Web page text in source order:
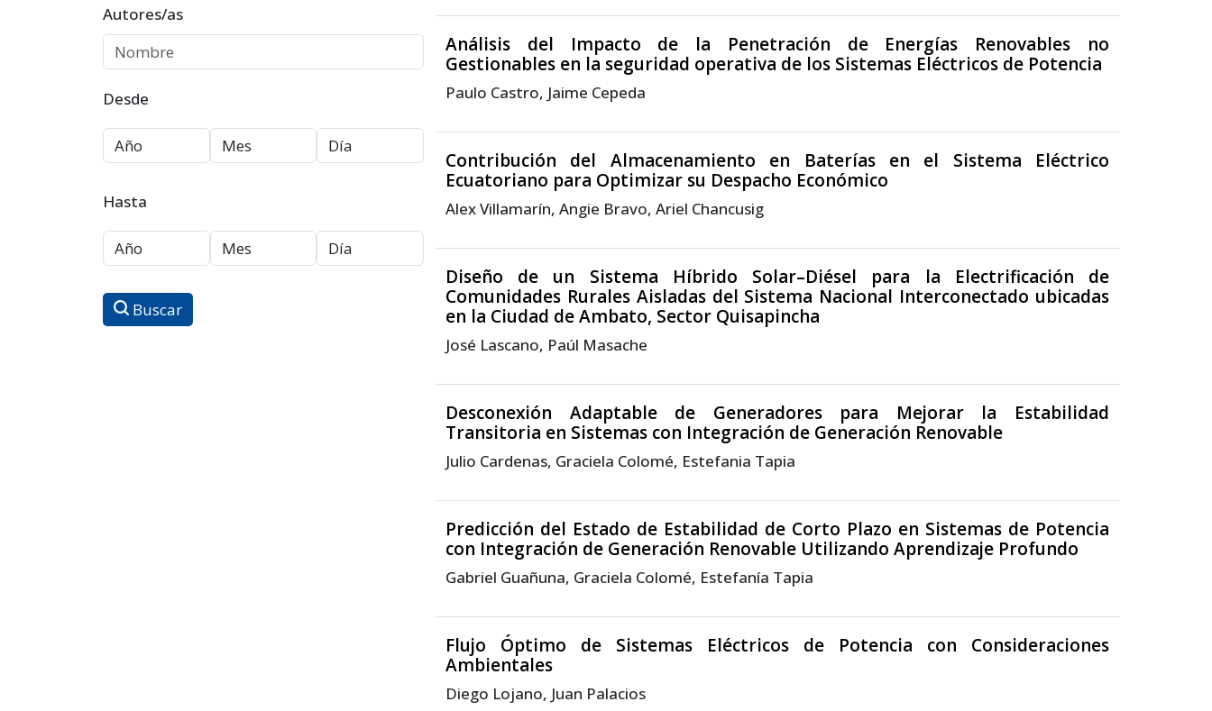
Autores/as
Desde
Hasta
Buscar
Análisis del Impacto de la Penetración de Energías Renovables no
Gestionables en la seguridad operativa de los Sistemas Eléctricos de Potencia
Paulo Castro, Jaime Cepeda
Contribución del Almacenamiento en Baterías en el Sistema Eléctrico
Ecuatoriano para Optimizar su Despacho Económico
Alex Villamarín, Angie Bravo, Ariel Chancusig
Diseño de un Sistema Híbrido Solar–Diésel para la Electrificación de
Comunidades Rurales Aisladas del Sistema Nacional Interconectado ubicadas
en la Ciudad de Ambato, Sector Quisapincha
José Lascano, Paúl Masache
Desconexión Adaptable de Generadores para Mejorar la Estabilidad
Transitoria en Sistemas con Integración de Generación Renovable
Julio Cardenas, Graciela Colomé, Estefania Tapia
Predicción del Estado de Estabilidad de Corto Plazo en Sistemas de Potencia
con Integración de Generación Renovable Utilizando Aprendizaje Profundo
Gabriel Guañuna, Graciela Colomé, Estefanía Tapia
Flujo Óptimo de Sistemas Eléctricos de Potencia con Consideraciones
Ambientales
Diego Lojano, Juan Palacios